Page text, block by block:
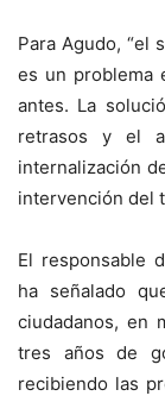
Para Agudo, “el
es un problema
antes. La
retrasos y el
internalización
intervención del
El responsable
ha señalado
ciudadanos, en
tres años de
recibiendo las